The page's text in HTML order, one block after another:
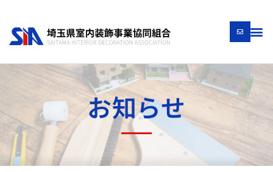
お知らせ